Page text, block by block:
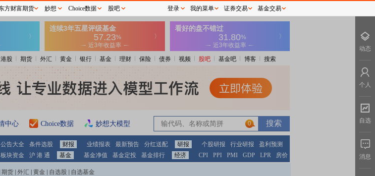
港股 期货 外汇 黄金 银行 基金 理财 保险 债券 视频 股吧 基金吧 博客 搜索
中心 Choice数据 妙想大模型 0
公告大全 条件选股 财报 业绩报表 最新预告 分红送配 研报 个股研报 行业研报
盈利预测
板块资金 沪 港 通 基金 基金净值 基金定投 基金排行 经济 CPI PPI PMI GDP LPR 房价
期货 外汇 黄金 自选股 自选基金
方财富期货 妙想 Choice数据 股吧 登录 我的菜单 证券交易 基金交易
动态
个人
自选
消息